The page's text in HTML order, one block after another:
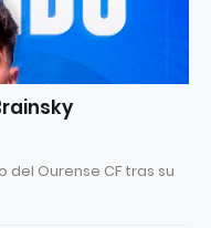
del Ourense CF tras su